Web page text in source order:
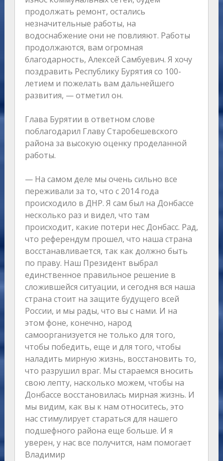
продолжать ремонт, остались
незначительные работы, на
водоснабжение они не повлияют. Работы
продолжаются, вам огромная
благодарность, Алексей Самбуевич. Я хочу
поздравить Республику Бурятия со 100-
летием и пожелать вам дальнейшего
развития, — отметил он.
Глава Бурятии в ответном слове
поблагодарил Главу Старобешевского
района за высокую оценку проделанной
работы.
— На самом деле мы очень сильно все
переживали за то, что с 2014 года
происходило в ДНР. Я сам был на Донбассе
несколько раз и видел, что там
происходит, какие потери нес Донбасс. Рад,
что референдум прошел, что наша страна
восстанавливается, так как должно быть
по праву. Наш Президент выбрал
единственное правильное решение в
сложившейся ситуации, и сегодня вся наша
страна стоит на защите будущего всей
России, и мы рады, что вы с нами. И на
этом фоне, конечно, народ
самоорганизуется не только для того,
чтобы победить, еще и для того, чтобы
наладить мирную жизнь, восстановить то,
что разрушил враг. Мы стараемся вносить
свою лепту, насколько можем, чтобы на
Донбассе восстановилась мирная жизнь. И
мы видим, как вы к нам относитесь, это
нас стимулирует стараться для нашего
подшефного района еще больше. И я
уверен, у нас все получится, нам помогает
Владимир